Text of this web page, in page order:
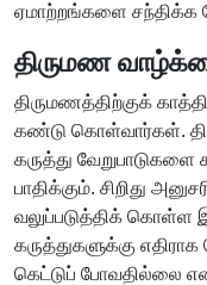
ஏமாற்றங்களை சந்திக்க
திருமண
திருமணத்திற்குக்
கண்டு கொள்வார்கள்.
கருத்து வேறுபாடுகளை
பாதிக்கும். சிறிது
வலுப்படுத்திக் கொள்ள
கருத்துகளுக்கு
கெட்டுப் போவதில்லை